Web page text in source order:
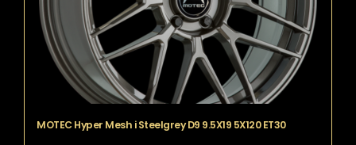
MOTEC Hyper Mesh i Steelgrey D9 9.5X19 5X120 ET30